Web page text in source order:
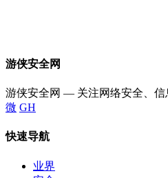
游侠安全网
游侠安全网 — 关注网络安全、信
微 GH
快速导航
业界